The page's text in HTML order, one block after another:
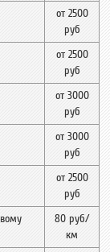
от 2500
руб
от 2500
руб
от 3000
руб
от 3000
руб
от 2500
руб
80 руб/
км